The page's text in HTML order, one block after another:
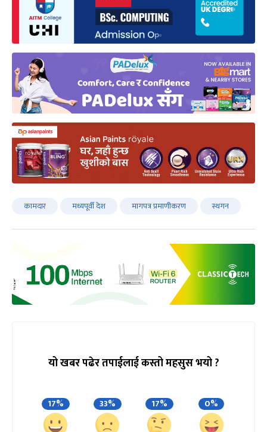
कामदार मध्यपूर्वी देश मागपत्र प्रमाणीकरण स्थगन
यो खबर पढेर तपाईलाई कस्तो महसुस भयो ?
17% 33% 17% 0%